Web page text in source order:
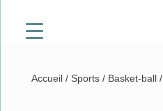
Accueil/ Sports/ Basket-ball/